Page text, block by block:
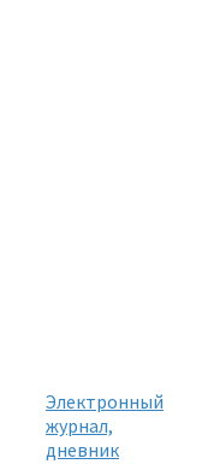
Электронный
журнал,
дневник